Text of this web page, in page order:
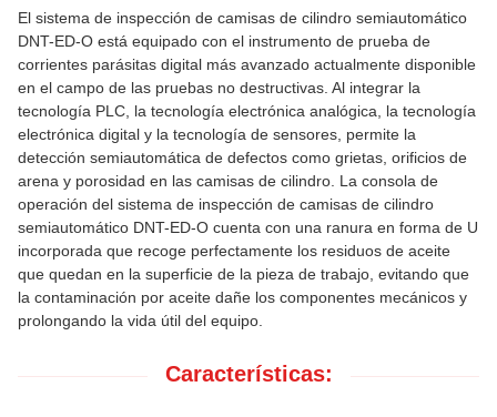
El sistema de inspección de camisas de cilindro semiautomático
DNT-ED-O está equipado con el instrumento de prueba de
corrientes parásitas digital más avanzado actualmente disponible
en el campo de las pruebas no destructivas. Al integrar la
tecnología PLC, la tecnología electrónica analógica, la tecnología
electrónica digital y la tecnología de sensores, permite la
detección semiautomática de defectos como grietas, orificios de
arena y porosidad en las camisas de cilindro. La consola de
operación del sistema de inspección de camisas de cilindro
semiautomático DNT-ED-O cuenta con una ranura en forma de U
incorporada que recoge perfectamente los residuos de aceite
que quedan en la superficie de la pieza de trabajo, evitando que
la contaminación por aceite dañe los componentes mecánicos y
prolongando la vida útil del equipo.
Características: